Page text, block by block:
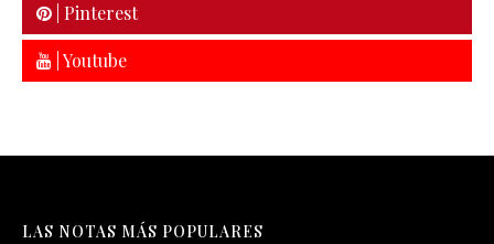
| Pinterest
| Youtube
LAS NOTAS MÁS POPULARES